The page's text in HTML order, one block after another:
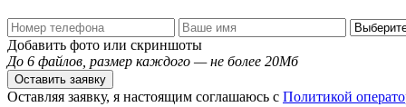
Добавить фото или скриншоты
До 6 файлов, размер каждого — не более 20Мб
Оставить заявку
Оставляя заявку, я настоящим соглашаюсь с Политикой